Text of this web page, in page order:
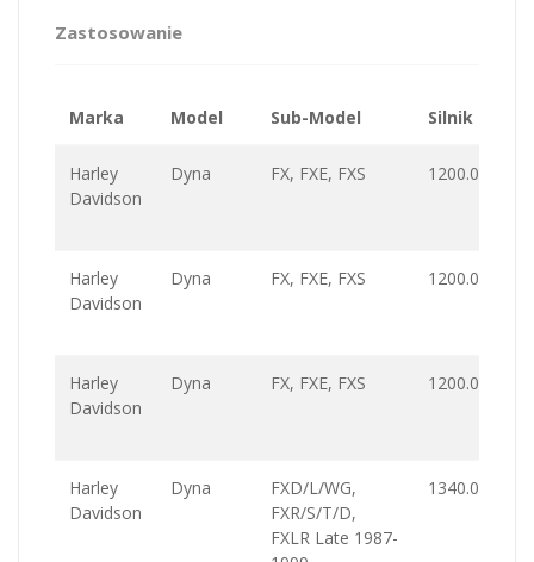
Zastosowanie
Marka Model Sub-Model Silnik
Harley
Davidson
Dyna FX, FXE, FXS 1200.0
Harley
Davidson
Dyna FX, FXE, FXS 1200.0
Harley
Davidson
Dyna FX, FXE, FXS 1200.0
Harley
Davidson
Dyna
FXD/L/WG,
FXR/S/T/D,
FXLR Late 1987-
1340.0